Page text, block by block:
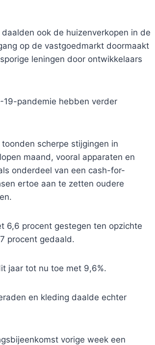
ook de huizenverkopen in de
op de vastgoedmarkt doormaakt
leningen door ontwikkelaars
19-pandemie hebben verder
scherpe stijgingen in
maand, vooral apparaten en
onderdeel van een cash-for-
ertoe aan te zetten oudere
6,6 procent gestegen ten opzichte
procent gedaald.
jaar tot nu toe met 9,6%.
en kleding daalde echter
vorige week een